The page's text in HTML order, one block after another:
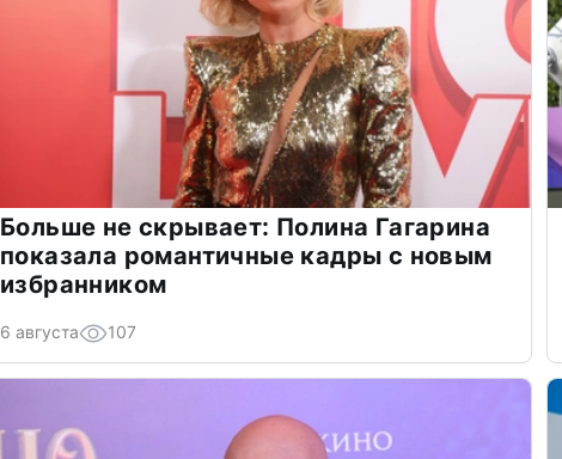
Больше не скрывает: Полина Гагарина
показала романтичные кадры с новым
избранником
6 августа 107